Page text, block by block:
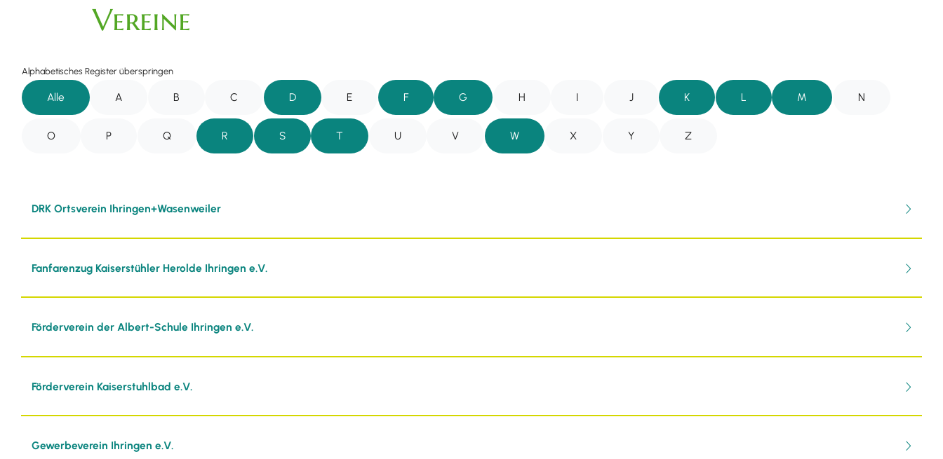
Vereine
Alphabetisches Register überspringen
Alle A B C D E F G H I J K L M N
O P Q R S T U V W X Y Z
DRK Ortsverein Ihringen+Wasenweiler
Fanfarenzug Kaiserstühler Herolde Ihringen e.V.
Förderverein der Albert-Schule Ihringen e.V.
Förderverein Kaiserstuhlbad e.V.
Gewerbeverein Ihringen e.V.